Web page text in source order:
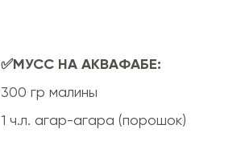
✅МУСС НА АКВАФАБЕ:
300 гр малины
1 ч.л. агар-агара (порошок)